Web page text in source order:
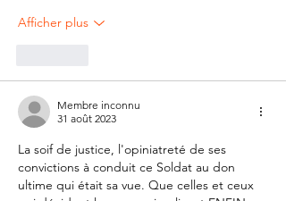
Afficher plus
Membre inconnu
31 août 2023
La soif de justice, l'opiniatreté de ses
convictions à conduit ce Soldat au don
ultime qui était sa vue. Que celles et ceux